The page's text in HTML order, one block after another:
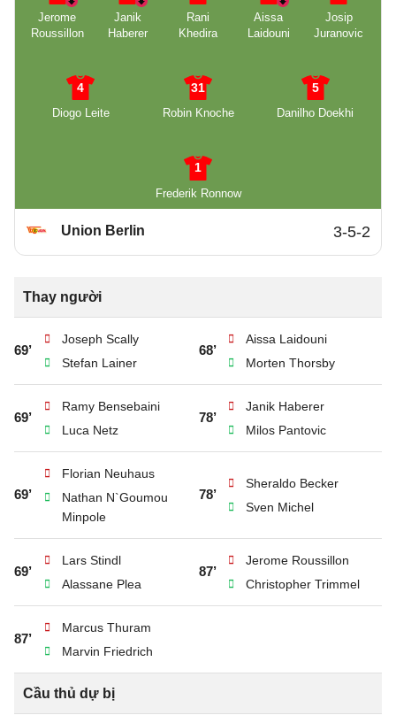
Jerome
Roussillon
Janik
Haberer
Rani
Khedira
Aissa
Laidouni
Josip
Juranovic
4
Diogo Leite
31
Robin Knoche
5
Danilho Doekhi
1
Frederik Ronnow
Union Berlin 3-5-2
Thay người
69’
Joseph Scally
Stefan Lainer
68’
Aissa Laidouni
Morten Thorsby
69’
Ramy Bensebaini
Luca Netz
78’
Janik Haberer
Milos Pantovic
69’
Florian Neuhaus
Nathan N`Goumou
Minpole
78’
Sheraldo Becker
Sven Michel
69’
Lars Stindl
Alassane Plea
87’
Jerome Roussillon
Christopher Trimmel
87’
Marcus Thuram
Marvin Friedrich
Cầu thủ dự bị